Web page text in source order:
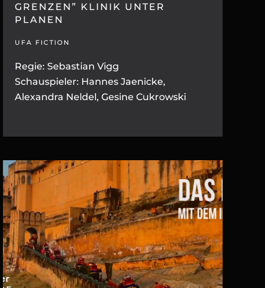
GRENZEN” KLINIK UNTER
PLANEN
UFA FICTION
Regie: Sebastian Vigg
Schauspieler: Hannes Jaenicke,
Alexandra Neldel, Gesine Cukrowski